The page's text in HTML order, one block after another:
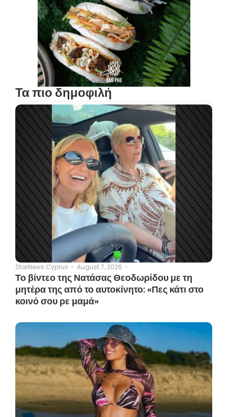
Τα πιο δημοφιλή
StarNews Cyprus - August 7, 2026 -
Το βίντεο της Νατάσας Θεοδωρίδου με τη
μητέρα της από το αυτοκίνητο: «Πες κάτι στο
κοινό σου ρε μαμά»